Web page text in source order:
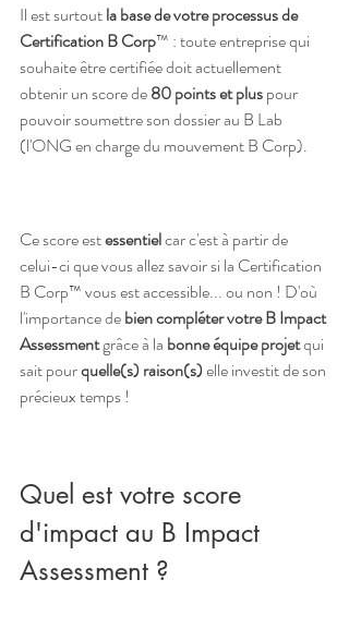
Il est surtout la base de votre processus de
Certification B Corp™ : toute entreprise qui
souhaite être certifiée doit actuellement
obtenir un score de 80 points et plus pour
pouvoir soumettre son dossier au B Lab
(l'ONG en charge du mouvement B Corp).
Ce score est essentiel car c'est à partir de
celui-ci que vous allez savoir si la Certification
B Corp™ vous est accessible... ou non ! D'où
l'importance de bien compléter votre B Impact
Assessment grâce à la bonne équipe projet qui
sait pour quelle(s) raison(s) elle investit de son
précieux temps !
Quel est votre score
d'impact au B Impact
Assessment ?